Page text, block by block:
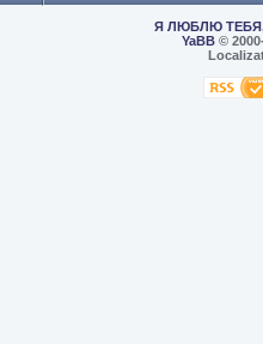
Я ЛЮБЛЮ
YaBB©